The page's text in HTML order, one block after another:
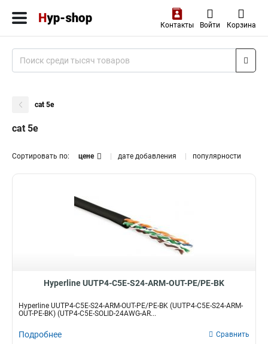
Контакты Войти Корзина
cat 5e
cat 5e
Сортировать по: цене дате добавления популярности
Hyperline UUTP4-C5E-S24-ARM-OUT-PE/PE-BK
Hyperline UUTP4-C5E-S24-ARM-OUT-PE/PE-BK (UUTP4-C5E-S24-ARM-
OUT-PE-BK) (UTP4-C5E-SOLID-24AWG-AR...
Подробнее Сравнить